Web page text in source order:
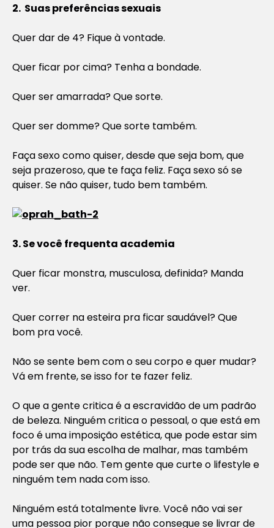
2. Suas preferências sexuais
Quer dar de 4? Fique à vontade.
Quer ficar por cima? Tenha a bondade.
Quer ser amarrada? Que sorte.
Quer ser domme? Que sorte também.
Faça sexo como quiser, desde que seja bom, que
seja prazeroso, que te faça feliz. Faça sexo só se
quiser. Se não quiser, tudo bem também.
3. Se você frequenta academia
Quer ficar monstra, musculosa, definida? Manda
ver.
Quer correr na esteira pra ficar saudável? Que
bom pra você.
Não se sente bem com o seu corpo e quer mudar?
Vá em frente, se isso for te fazer feliz.
O que a gente critica é a escravidão de um padrão
de beleza. Ninguém critica o pessoal, o que está em
foco é uma imposição estética, que pode estar sim
por trás da sua escolha de malhar, mas também
pode ser que não. Tem gente que curte o lifestyle e
ninguém tem nada com isso.
Ninguém está totalmente livre. Você não vai ser
uma pessoa pior porque não consegue se livrar de